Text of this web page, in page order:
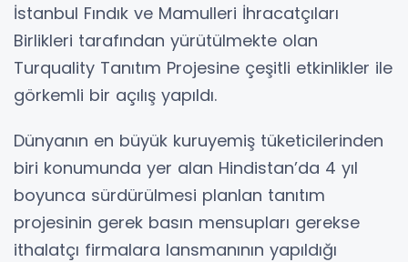
İstanbul Fındık ve Mamulleri İhracatçıları
Birlikleri tarafından yürütülmekte olan
Turquality Tanıtım Projesine çeşitli etkinlikler ile
görkemli bir açılış yapıldı.
Dünyanın en büyük kuruyemiş tüketicilerinden
biri konumunda yer alan Hindistan’da 4 yıl
boyunca sürdürülmesi planlan tanıtım
projesinin gerek basın mensupları gerekse
ithalatçı firmalara lansmanının yapıldığı